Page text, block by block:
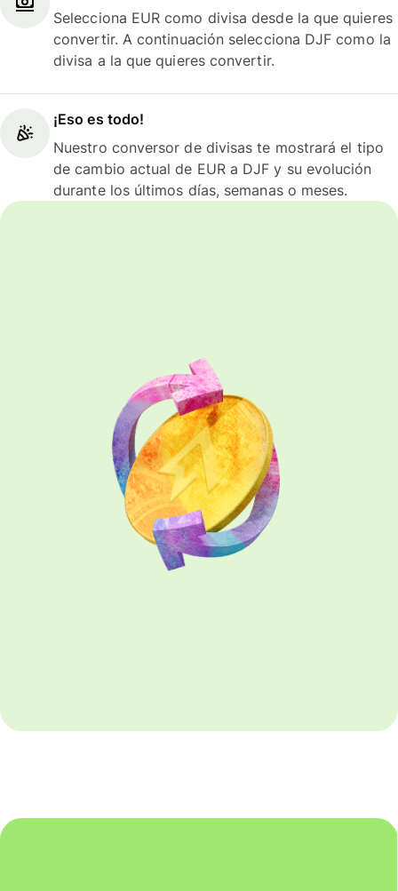
Selecciona EUR como divisa desde la que quieres
convertir. A continuación selecciona DJF como la
divisa a la que quieres convertir.
¡Eso es todo!
Nuestro conversor de divisas te mostrará el tipo
de cambio actual de EUR a DJF y su evolución
durante los últimos días, semanas o meses.